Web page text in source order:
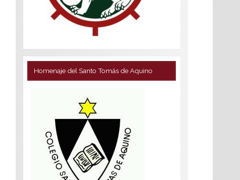
Homenaje del Santo Tomás de Aquino